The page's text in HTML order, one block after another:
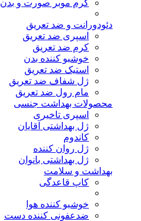
کرم موبر صورت و بدن
دئودورانت و ضد تعریق
اسپری ضد تعریق
کرم ضد تعریق
خوشبو کننده بدن
استیک ضد تعریق
ژل شفاف ضد تعریق
مام رول ضد تعریق
محصولات بهداشت جنسی
اسپری تاخیری
ژل بهداشتی آقایان
کاندوم
ژل روان کننده
ژل بهداشتی بانوان
بهداشت و سلامت
کاپ قاعدگی
خوشبو کننده هوا
ضدعفونی کننده دست